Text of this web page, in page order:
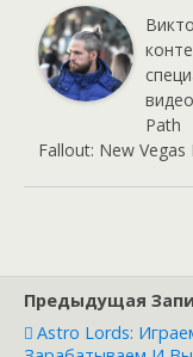
Path
Fallout: New Vegas
Предыдущая
Astro Lords: